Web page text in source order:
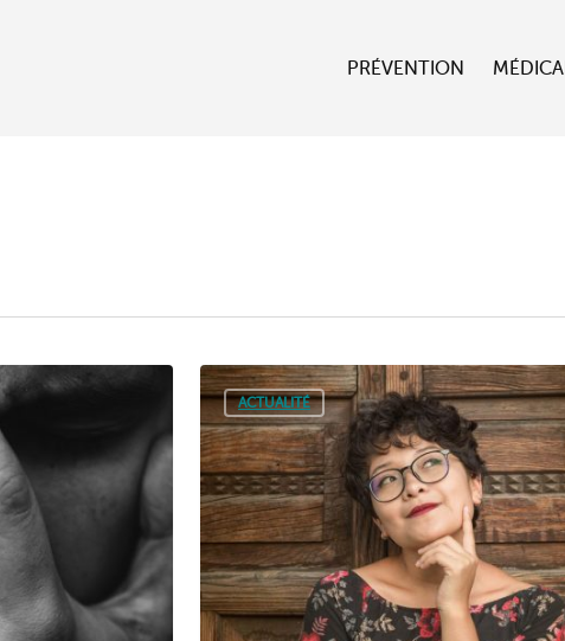
PRÉVENTION MÉDICAL
ACTUALITÉ